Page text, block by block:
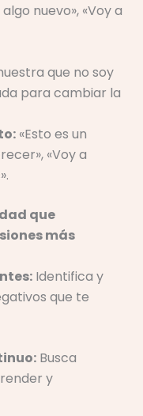
nuevo», «Voy a
que no soy
para cambiar la
«Esto es un
«Voy a
que
más
Identifica y
que te
Busca
y